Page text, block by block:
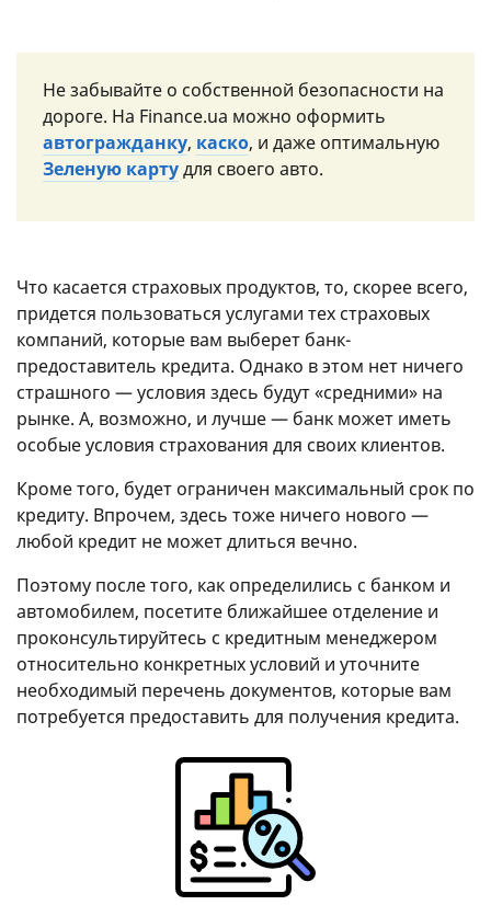
Не забывайте о собственной безопасности на
дороге. На Finance.ua можно оформить
автогражданку, каско, и даже оптимальную
Зеленую картудля своего авто.
Что касается страховых продуктов, то, скорее всего,
придется пользоваться услугами тех страховых
компаний, которые вам выберет банк-
предоставитель кредита. Однако в этом нет ничего
страшного — условия здесь будут «средними» на
рынке. А, возможно, и лучше — банк может иметь
особые условия страхования для своих клиентов.
Кроме того, будет ограничен максимальный срок по
кредиту. Впрочем, здесь тоже ничего нового —
любой кредит не может длиться вечно.
Поэтому после того, как определились с банком и
автомобилем, посетите ближайшее отделение и
проконсультируйтесь с кредитным менеджером
относительно конкретных условий и уточните
необходимый перечень документов, которые вам
потребуется предоставить для получения кредита.